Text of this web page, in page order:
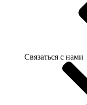
Связаться с нами